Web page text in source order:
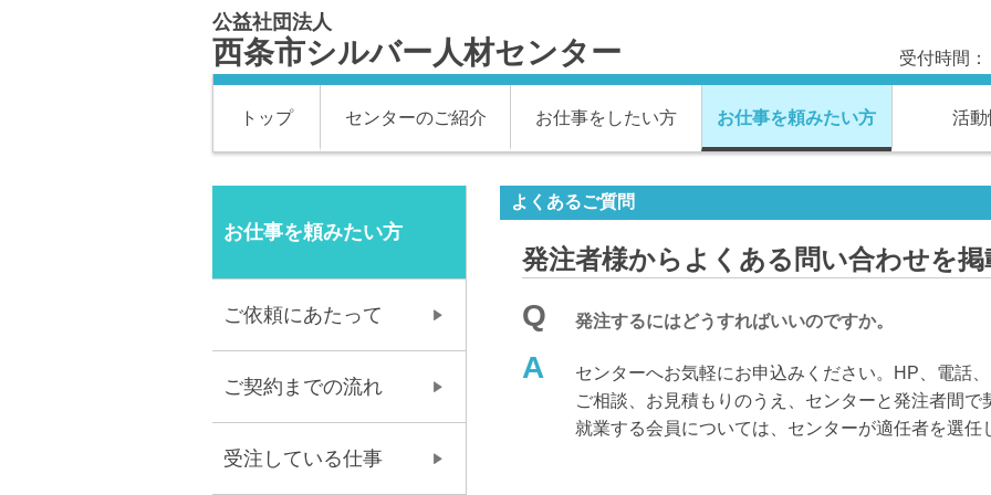
公益社団法人
西条市シルバー人材センター 受付時間
トップ センターのご紹介 お仕事をしたい方 お仕事を頼みたい方 活
よくあるご質問
発注者様からよくある問い合わせを
Q 発注するにはどうすればいいのですか。
A
センターへお気軽にお申込みください。HP、電話
ご相談、お見積もりのうえ、センターと発注者間で
就業する会員については、センターが適任者を選任
お仕事を頼みたい方
ご依頼にあたって
ご契約までの流れ
受注している仕事